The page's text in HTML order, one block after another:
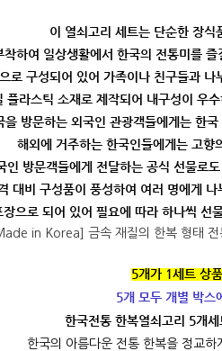
이 열쇠고리 세트는 단순한 장식
하여 일상생활에서 한국의 전통미를
로 구성되어 있어 가족이나 친구들과
라스틱 소재로 제작되어 내구성이 우
을 방문하는 외국인 관광객들에게는 한
해외에 거주하는 한국인들에게는 고향
인 방문객들에게 전달하는 공식 선물로
대비 구성품이 풍성하여 여러 명에게
으로 되어 있어 필요에 따라 하나씩 선
5개가 1세트 상
5개 모두 개별 박스
한국전통 한복열쇠고리 5개
한국의 아름다운 전통 한복을 정교